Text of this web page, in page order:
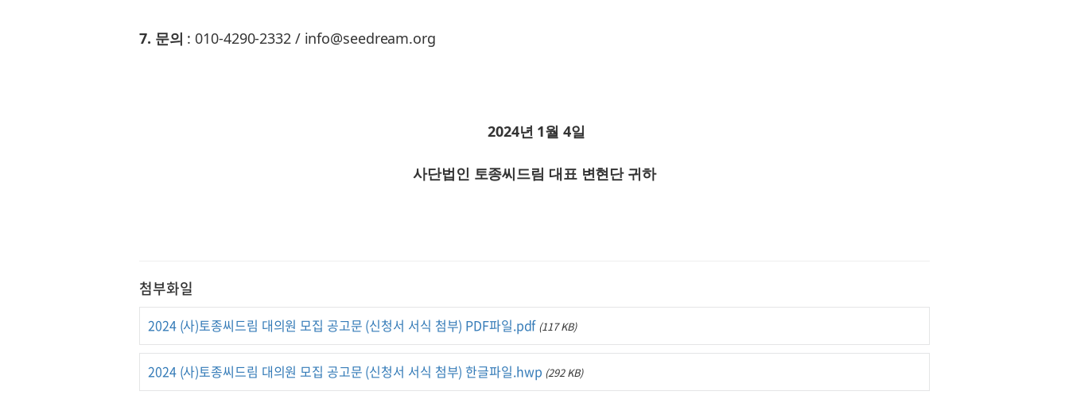
7. 문의 : 010-4290-2332 / info@seedream.org
2024년 1월 4일
사단법인 토종씨드림 대표 변현단 귀하
첨부화일
2024 (사)토종씨드림 대의원 모집 공고문 (신청서 서식 첨부) PDF파일.pdf (117 KB)
2024 (사)토종씨드림 대의원 모집 공고문 (신청서 서식 첨부) 한글파일.hwp (292 KB)